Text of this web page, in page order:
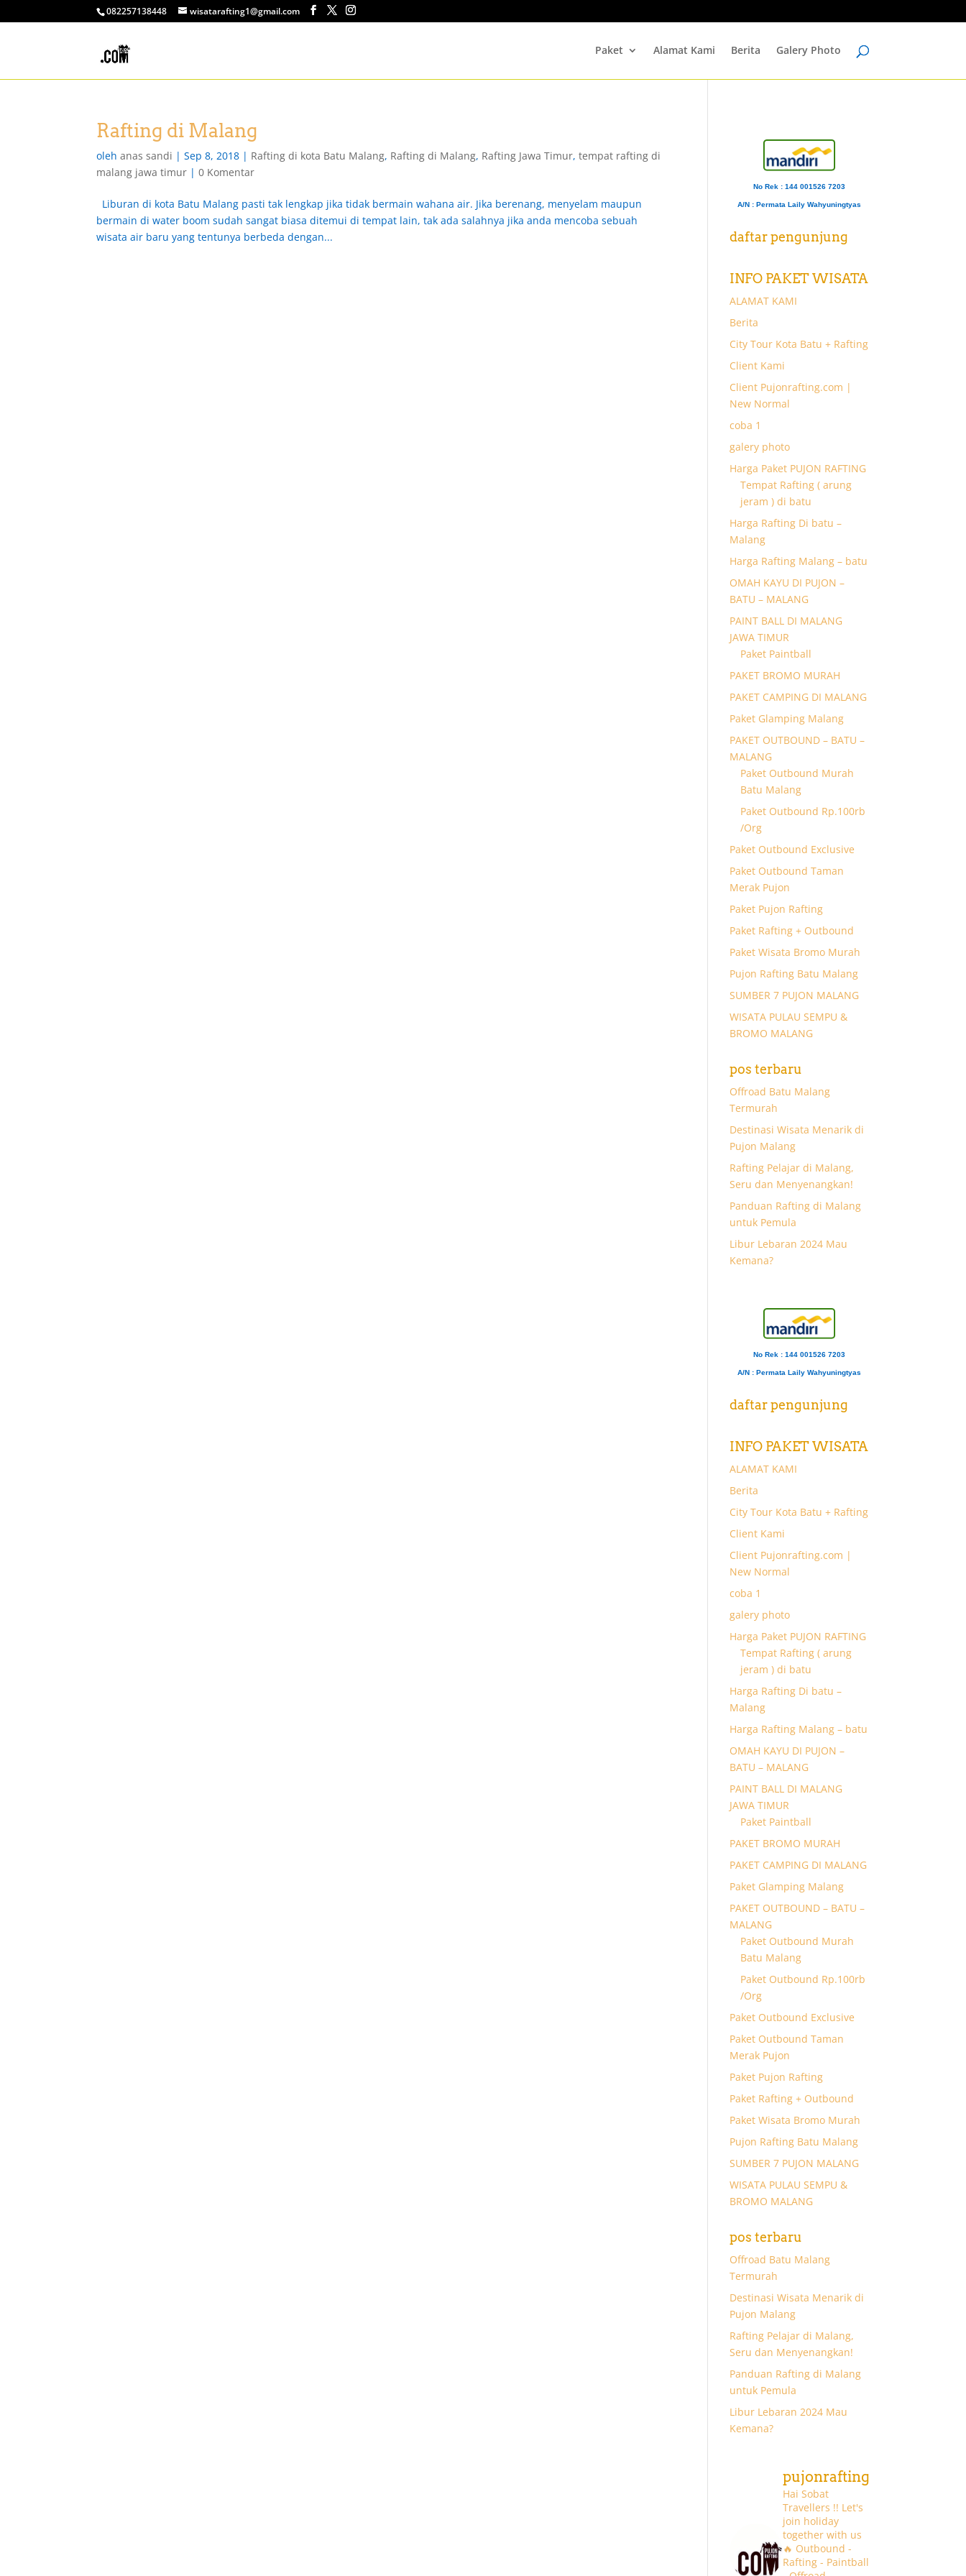
082257138448 wisatarafting1@gmail.com
Paket Alamat Kami Berita Galery Photo
Rafting di Malang
olehanas sandi |Sep 8, 2018 | Rafting di kota Batu Malang, Rafting di Malang, Rafting Jawa Timur,tempat rafting di
malang jawa timur |0 Komentar
Liburan di kota Batu Malang pasti tak lengkap jika tidak bermain wahana air. Jika berenang, menyelam maupun
bermain di water boom sudah sangat biasa ditemui di tempat lain, tak ada salahnya jika anda mencoba sebuah
wisata air baru yang tentunya berbeda dengan...
No Rek : 144 001526 7203
A/N : Permata Laily Wahyuningtyas
daftar pengunjung
INFO PAKET WISATA
ALAMAT KAMI
Berita
City Tour Kota Batu + Rafting
Client Kami
Client Pujonrafting.com |
New Normal
coba 1
galery photo
Harga Paket PUJON RAFTING
Tempat Rafting ( arung
jeram ) di batu
Harga Rafting Di batu –
Malang
Harga Rafting Malang – batu
OMAH KAYU DI PUJON –
BATU – MALANG
PAINT BALL DI MALANG
JAWA TIMUR
Paket Paintball
PAKET BROMO MURAH
PAKET CAMPING DI MALANG
Paket Glamping Malang
PAKET OUTBOUND – BATU –
MALANG
Paket Outbound Murah
Batu Malang
Paket Outbound Rp.100rb
/Org
Paket Outbound Exclusive
Paket Outbound Taman
Merak Pujon
Paket Pujon Rafting
Paket Rafting + Outbound
Paket Wisata Bromo Murah
Pujon Rafting Batu Malang
SUMBER 7 PUJON MALANG
WISATA PULAU SEMPU &
BROMO MALANG
pos terbaru
Offroad Batu Malang
Termurah
Destinasi Wisata Menarik di
Pujon Malang
Rafting Pelajar di Malang,
Seru dan Menyenangkan!
Panduan Rafting di Malang
untuk Pemula
Libur Lebaran 2024 Mau
Kemana?
No Rek : 144 001526 7203
A/N : Permata Laily Wahyuningtyas
daftar pengunjung
INFO PAKET WISATA
ALAMAT KAMI
Berita
City Tour Kota Batu + Rafting
Client Kami
Client Pujonrafting.com |
New Normal
coba 1
galery photo
Harga Paket PUJON RAFTING
Tempat Rafting ( arung
jeram ) di batu
Harga Rafting Di batu –
Malang
Harga Rafting Malang – batu
OMAH KAYU DI PUJON –
BATU – MALANG
PAINT BALL DI MALANG
JAWA TIMUR
Paket Paintball
PAKET BROMO MURAH
PAKET CAMPING DI MALANG
Paket Glamping Malang
PAKET OUTBOUND – BATU –
MALANG
Paket Outbound Murah
Batu Malang
Paket Outbound Rp.100rb
/Org
Paket Outbound Exclusive
Paket Outbound Taman
Merak Pujon
Paket Pujon Rafting
Paket Rafting + Outbound
Paket Wisata Bromo Murah
Pujon Rafting Batu Malang
SUMBER 7 PUJON MALANG
WISATA PULAU SEMPU &
BROMO MALANG
pos terbaru
Offroad Batu Malang
Termurah
Destinasi Wisata Menarik di
Pujon Malang
Rafting Pelajar di Malang,
Seru dan Menyenangkan!
Panduan Rafting di Malang
untuk Pemula
Libur Lebaran 2024 Mau
Kemana?
pujonrafting
Hai Sobat
Travellers !! Let's
join holiday
together with us
🔥 Outbound -
Rafting - Paintball